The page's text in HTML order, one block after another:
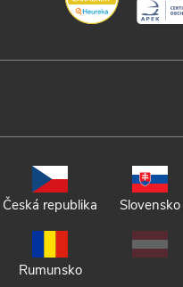
Česká republika Slovensko
Rumunsko